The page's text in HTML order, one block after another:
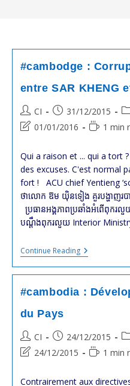
#cambodge :
entre SAR KHENG
Post
author:
CI
Post
published:
31/12/2015
Post
modified:
01/01/2016
Reading
1 min
Qui a raison et ... qui a tort
des excuses. C'est normal
fort ! ACU chief Yentieng
ថា​លោក ឱម យ៉ិនទៀង គួរ​បង្ហាញ​
ប្រធានអង្គភាពប្រឆាំងអំពើពុ
បណ្តឹង​ពុករលួយ​​​ Interior
Continue Reading#cambodge
:
Corruption,
Torchon
Brûle
Et
OM
Yentieng
#cambodia :
du Pays
Post
author:
CI
Post
published:
24/12/2015
Post
modified:
24/12/2015
Reading
1 min
Contrairement aux